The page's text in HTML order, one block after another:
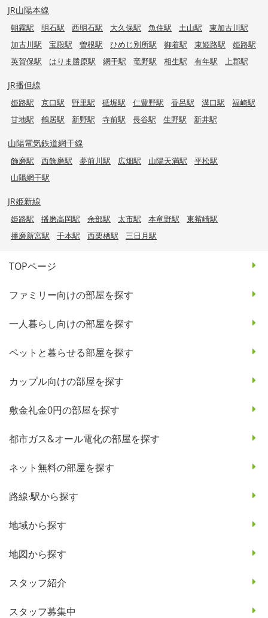
JR山陽本線
朝霧駅 明石駅 西明石駅 大久保駅 魚住駅 土山駅
東加古川駅
加古川駅
宝殿駅 曽根駅 ひめじ別所駅 御着駅 東姫路駅
姫路駅
英賀保駅
はりま勝原駅 網干駅 竜野駅 相生駅 有年駅 上郡駅
JR播但線
姫路駅 京口駅 野里駅 砥堀駅 仁豊野駅 香呂駅 溝口駅
福崎駅
甘地駅
鶴居駅 新野駅 寺前駅 長谷駅 生野駅 新井駅
山陽電気鉄道網干線
飾磨駅 西飾磨駅 夢前川駅 広畑駅 山陽天満駅
平松駅
山陽網干駅
JR姫新線
姫路駅 播磨高岡駅 余部駅 太市駅 本竜野駅
東觜崎駅
播磨新宮駅
千本駅 西栗栖駅 三日月駅
TOPページ
ファミリー向けの部屋を探す
一人暮らし向けの部屋を探す
ペットと暮らせる部屋を探す
カップル向けの部屋を探す
敷金礼金0円の部屋を探す
都市ガス&オール電化の部屋を探す
ネット無料の部屋を探す
路線·駅から探す
地域から探す
地図から探す
スタッフ紹介
スタッフ募集中